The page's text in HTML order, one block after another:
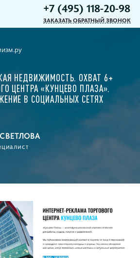
+7 (495) 118-20-98
ЗАКАЗАТЬ ОБРАТНЫЙ ЗВОНОК
НЕДВИЖИМОСТЬ. ОХВАТ 6+
ЦЕНТРА «КУНЦЕВО ПЛАЗА».
В СОЦИАЛЬНЫХ СЕТЯХ